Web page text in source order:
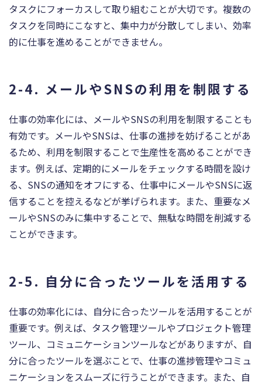
タスクにフォーカスして取り組むことが大切です。複数の
タスクを同時にこなすと、集中力が分散してしまい、効率
的に仕事を進めることができません。
2-4. メールやSNSの利用を制限する
仕事の効率化には、メールやSNSの利用を制限することも
有効です。メールやSNSは、仕事の進捗を妨げることがあ
るため、利用を制限することで生産性を高めることができ
ます。例えば、定期的にメールをチェックする時間を設け
る、SNSの通知をオフにする、仕事中にメールやSNSに返
信することを控えるなどが挙げられます。また、重要なメ
ールやSNSのみに集中することで、無駄な時間を削減する
ことができます。
2-5. 自分に合ったツールを活用する
仕事の効率化には、自分に合ったツールを活用することが
重要です。例えば、タスク管理ツールやプロジェクト管理
ツール、コミュニケーションツールなどがありますが、自
分に合ったツールを選ぶことで、仕事の進捗管理やコミュ
ニケーションをスムーズに行うことができます。また、自